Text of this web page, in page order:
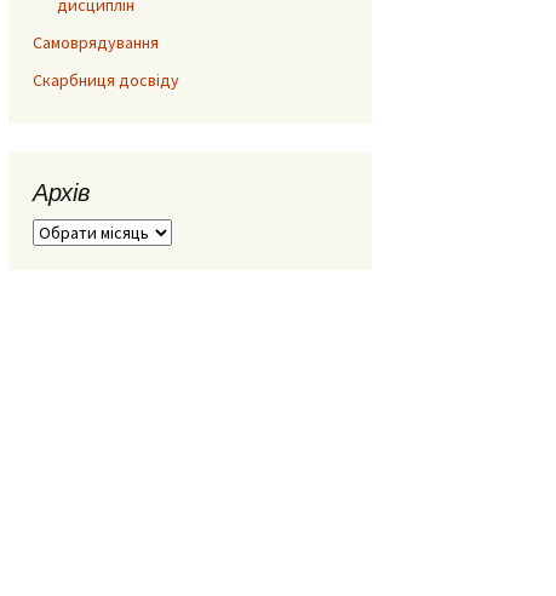
дисциплін
Самоврядування
Скарбниця досвіду
Архів